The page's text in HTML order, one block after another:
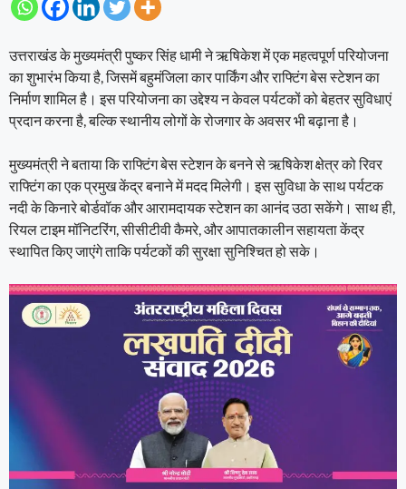
उत्तराखंड के मुख्यमंत्री पुष्कर सिंह धामी ने ऋषिकेश में एक महत्वपूर्ण परियोजना
का शुभारंभ किया है, जिसमें बहुमंजिला कार पार्किंग और राफ्टिंग बेस स्टेशन का
निर्माण शामिल है। इस परियोजना का उद्देश्य न केवल पर्यटकों को बेहतर सुविधाएं
प्रदान करना है, बल्कि स्थानीय लोगों के रोजगार के अवसर भी बढ़ाना है।
मुख्यमंत्री ने बताया कि राफ्टिंग बेस स्टेशन के बनने से ऋषिकेश क्षेत्र को रिवर
राफ्टिंग का एक प्रमुख केंद्र बनाने में मदद मिलेगी। इस सुविधा के साथ पर्यटक
नदी के किनारे बोर्डवॉक और आरामदायक स्टेशन का आनंद उठा सकेंगे। साथ ही,
रियल टाइम मॉनिटरिंग, सीसीटीवी कैमरे, और आपातकालीन सहायता केंद्र
स्थापित किए जाएंगे ताकि पर्यटकों की सुरक्षा सुनिश्चित हो सके।